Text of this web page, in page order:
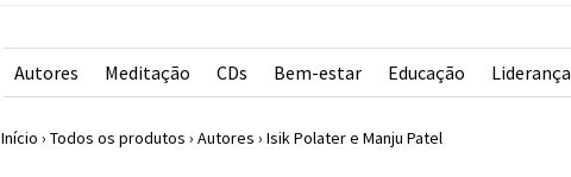
Autores Meditação CDs Bem-estar Educação Liderança
Início › Todos os produtos › Autores › Isik Polater e Manju Patel